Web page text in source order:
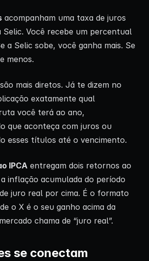
acompanham uma taxa de juros
Selic. Você recebe um percentual
a Selic sobe, você ganha mais. Se
menos.
são mais diretos. Já te dizem no
exatamente qual
você terá ao ano,
que aconteça com juros ou
esses títulos até o vencimento.
IPCA entregam dois retornos ao
inflação acumulada do período
juro real por cima. É o formato
o X é o seu ganho acima da
chama de “juro real”.
se conectam